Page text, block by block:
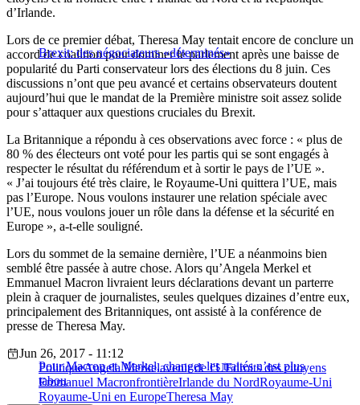
d’Irlande.
Brexit: des négociateurs «déterminés»
Lors de ce premier débat, Theresa May tentait encore de conclure un
accord de coalition pour dominer le parlement après une baisse de
popularité du Parti conservateur lors des élections du 8 juin. Ces
discussions n’ont que peu avancé et certains observateurs doutent
aujourd’hui que le mandat de la Première ministre soit assez solide
pour s’attaquer aux questions cruciales du Brexit.
La Britannique a répondu à ces observations avec force : « plus de
80 % des électeurs ont voté pour les partis qui se sont engagés à
respecter le résultat du référendum et à sortir le pays de l’UE ».
« J’ai toujours été très claire, le Royaume-Uni quittera l’UE, mais
pas l’Europe. Nous voulons instaurer une relation spéciale avec
l’UE, nous voulons jouer un rôle dans la défense et la sécurité en
Europe », a-t-elle souligné.
Lors du sommet de la semaine dernière, l’UE a néanmoins bien
semblé être passée à autre chose. Alors qu’Angela Merkel et
Emmanuel Macron livraient leurs déclarations devant un parterre
plein à craquer de journalistes, seules quelques dizaines d’entre eux,
principalement des Britanniques, ont assisté à la conférence de
presse de Theresa May.
Pour Macron et Merkel, changer les traités n’est plus
tabou
Jun 26, 2017 - 11:12
PolitiqueAngela Merkelavenir de l'UEdroits des citoyens
Emmanuel MacronfrontièreIrlande du NordRoyaume-Uni
Royaume-Uni en EuropeTheresa May